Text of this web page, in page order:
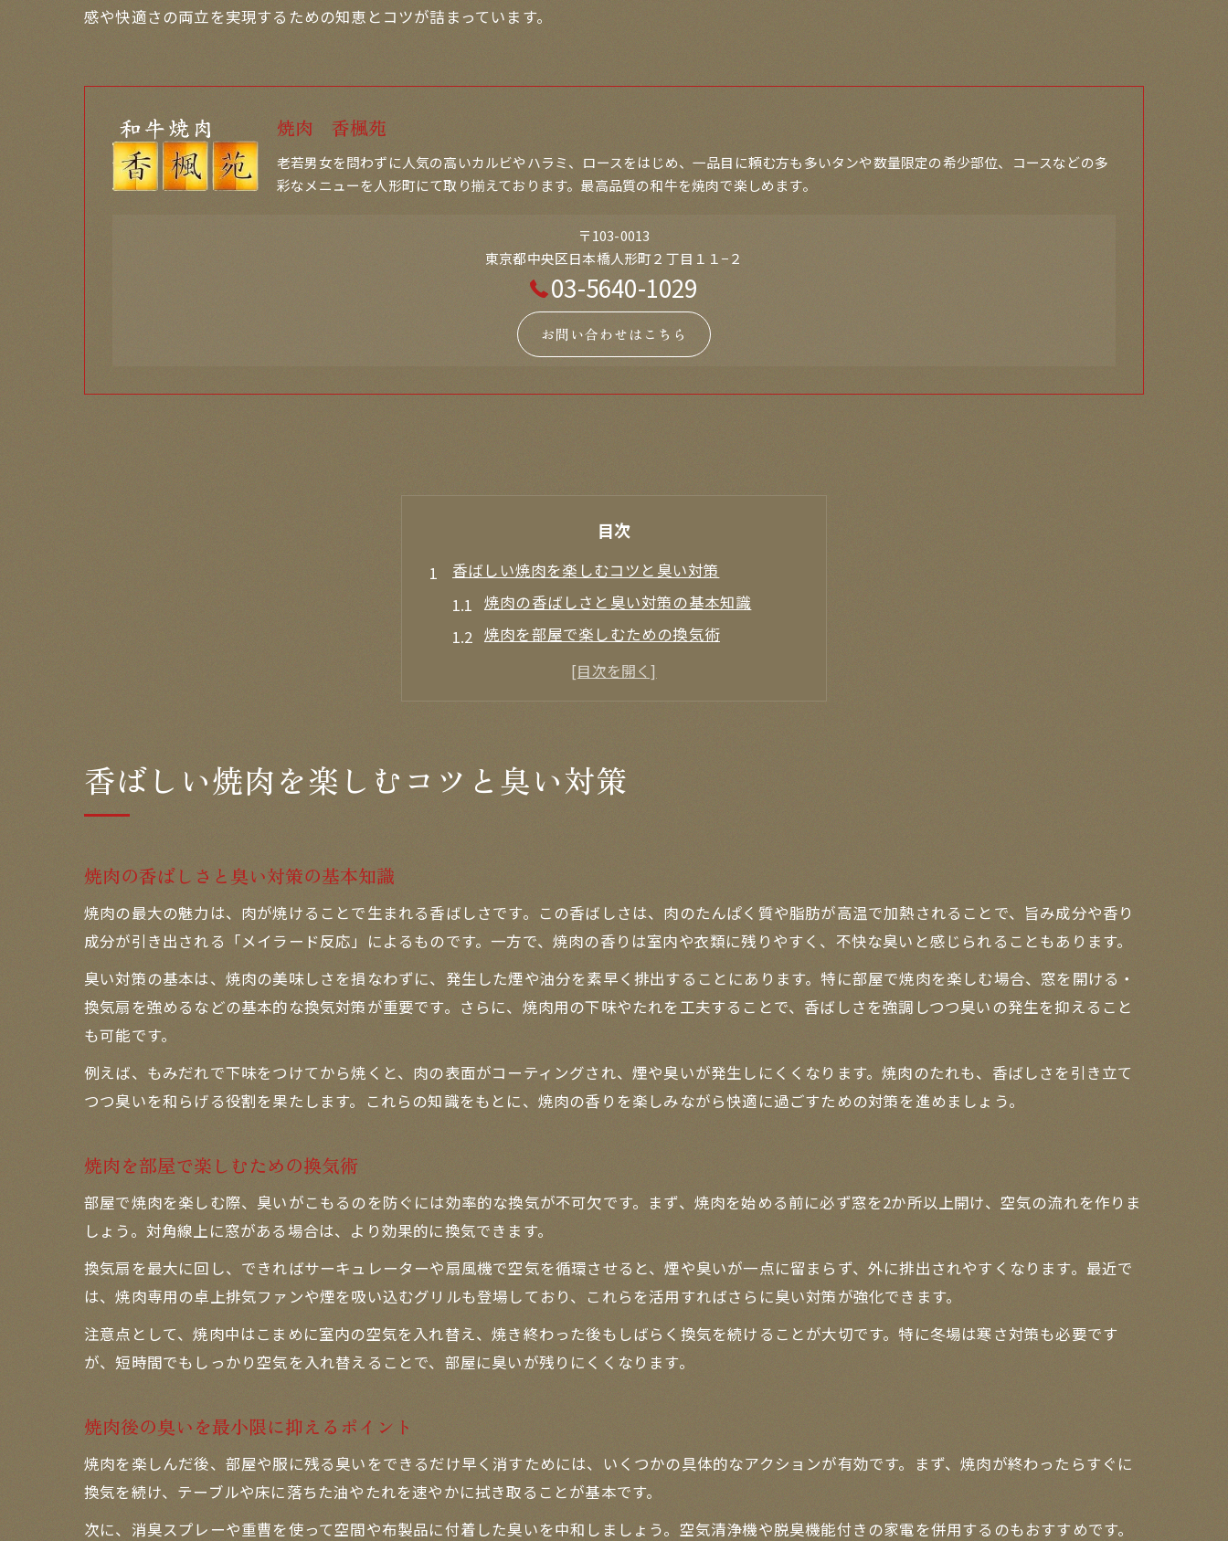
感や快適さの両立を実現するための知恵とコツが詰まっています。
焼肉 香楓苑
老若男女を問わずに人気の高いカルビやハラミ、ロースをはじめ、一品目に頼む方も多いタンや数量限定の希少部位、コースなどの多
彩なメニューを人形町にて取り揃えております。最高品質の和牛を焼肉で楽しめます。
〒103-0013
東京都中央区日本橋人形町２丁目１１−２
03-5640-1029
お問い合わせはこちら
目次
香ばしい焼肉を楽しむコツと臭い対策
焼肉の香ばしさと臭い対策の基本知識
焼肉を部屋で楽しむための換気術
焼肉後の臭いを最小限に抑えるポイント
焼肉の香ばしさと清潔感を両立する工夫
家庭焼肉が快適になる下味工夫
焼肉の下味で香ばしさを最大限引き出す方法
焼肉の下味レシピで手軽に本格風味を再現
香ばしさ際立つ焼肉タレ活用術
焼肉の香ばしさを引き立てるタレの選び方
焼肉タレで味わい深く仕上げる秘訣
焼肉のタレで香ばしさを際立たせる工夫
焼肉の味を変えるタレ使い分けのコツ
焼肉の臭いを簡単に消す実践的な方法
焼肉の匂いが付きにくい素材の服選び
焼肉後の消臭に役立つ身近なアイテム
焼肉の臭いを効果的にリセットする手順
焼肉デートの印象アップ秘訣まとめ
焼肉デートで清潔感を保つ秘訣
焼肉の場で好印象を与えるポイント
焼肉デート時の服装と消臭対策のコツ
下味や柔らかさを極める焼肉の知恵
香ばしい焼肉を楽しむコツと臭い対策
焼肉の香ばしさと臭い対策の基本知識
焼肉の最大の魅力は、肉が焼けることで生まれる香ばしさです。この香ばしさは、肉のたんぱく質や脂肪が高温で加熱されることで、旨み成分や香り
成分が引き出される「メイラード反応」によるものです。一方で、焼肉の香りは室内や衣類に残りやすく、不快な臭いと感じられることもあります。
臭い対策の基本は、焼肉の美味しさを損なわずに、発生した煙や油分を素早く排出することにあります。特に部屋で焼肉を楽しむ場合、窓を開ける・
換気扇を強めるなどの基本的な換気対策が重要です。さらに、焼肉用の下味やたれを工夫することで、香ばしさを強調しつつ臭いの発生を抑えること
も可能です。
例えば、もみだれで下味をつけてから焼くと、肉の表面がコーティングされ、煙や臭いが発生しにくくなります。焼肉のたれも、香ばしさを引き立て
つつ臭いを和らげる役割を果たします。これらの知識をもとに、焼肉の香りを楽しみながら快適に過ごすための対策を進めましょう。
焼肉を部屋で楽しむための換気術
部屋で焼肉を楽しむ際、臭いがこもるのを防ぐには効率的な換気が不可欠です。まず、焼肉を始める前に必ず窓を2か所以上開け、空気の流れを作りま
しょう。対角線上に窓がある場合は、より効果的に換気できます。
換気扇を最大に回し、できればサーキュレーターや扇風機で空気を循環させると、煙や臭いが一点に留まらず、外に排出されやすくなります。最近で
は、焼肉専用の卓上排気ファンや煙を吸い込むグリルも登場しており、これらを活用すればさらに臭い対策が強化できます。
注意点として、焼肉中はこまめに室内の空気を入れ替え、焼き終わった後もしばらく換気を続けることが大切です。特に冬場は寒さ対策も必要です
が、短時間でもしっかり空気を入れ替えることで、部屋に臭いが残りにくくなります。
焼肉後の臭いを最小限に抑えるポイント
焼肉を楽しんだ後、部屋や服に残る臭いをできるだけ早く消すためには、いくつかの具体的なアクションが有効です。まず、焼肉が終わったらすぐに
換気を続け、テーブルや床に落ちた油やたれを速やかに拭き取ることが基本です。
次に、消臭スプレーや重曹を使って空間や布製品に付着した臭いを中和しましょう。空気清浄機や脱臭機能付きの家電を併用するのもおすすめです。